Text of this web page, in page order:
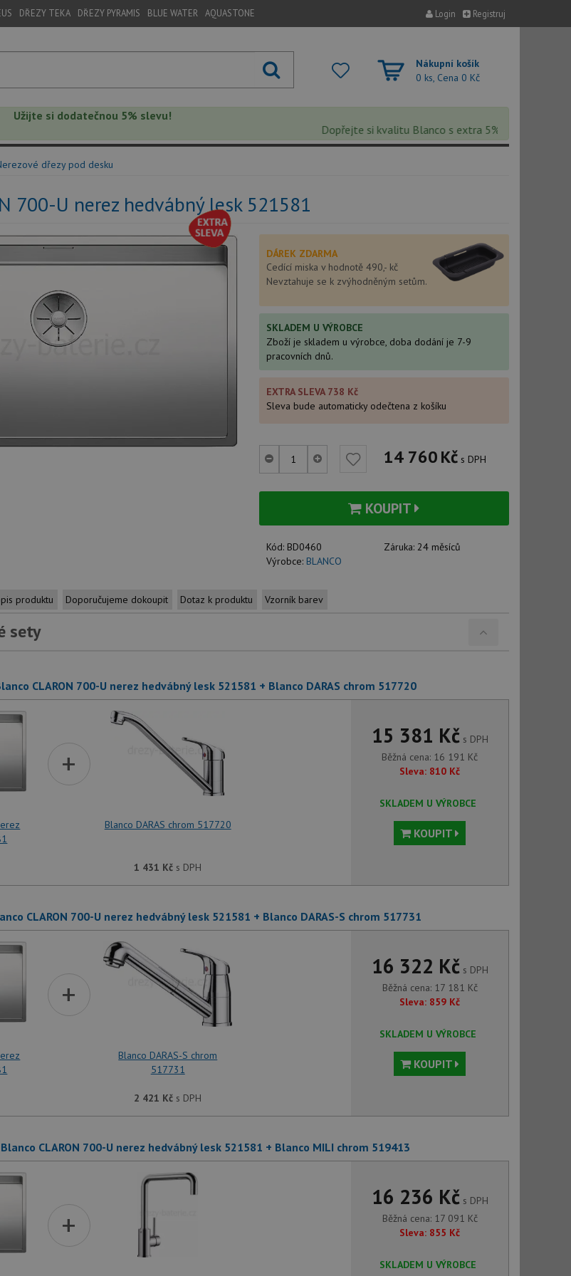
DŘEZY TEKA DŘEZY PYRAMIS BLUE WATER AQUASTONE Login Registruj
Nákupní košík
0 ks, Cena 0 Kč
Užijte si dodatečnou 5% slevu!
Dopřejte si kvalitu Blanco s extra 5% slevou – sleva se
dřezy pod desku
700-U nerez hedvábný lesk 521581
DÁREK ZDARMA
Cedící miska v hodnotě 490,- kč
Nevztahuje se k zvýhodněným setům.
SKLADEM U VÝROBCE
Zboží je skladem u výrobce, doba dodání je 7-9
pracovních dnů.
EXTRA SLEVA 738 Kč
Sleva bude automaticky odečtena z košíku
14 760Kč s DPH
KOUPIT
Kód: BD0460 Záruka:24 měsíců
Výrobce: BLANCO
produktu Doporučujeme dokoupit Dotaz k produktu Vzorník barev
sety
CLARON 700-U nerez hedvábný lesk 521581 + Blanco DARAS chrom 517720
+
Blanco DARAS chrom 517720
1 431 Kč s DPH
15 381 Kčs DPH
Běžná cena: 16 191 Kč
Sleva: 810 Kč
SKLADEM U VÝROBCE
KOUPIT
CLARON 700-U nerez hedvábný lesk 521581 + Blanco DARAS-S chrom 517731
+
Blanco DARAS-S chrom
517731
2 421 Kč s DPH
16 322 Kčs DPH
Běžná cena: 17 181 Kč
Sleva: 859 Kč
SKLADEM U VÝROBCE
KOUPIT
Blanco CLARON 700-U nerez hedvábný lesk 521581 + Blanco MILI chrom 519413
+
16 236 Kčs DPH
Běžná cena: 17 091 Kč
Sleva: 855 Kč
SKLADEM U VÝROBCE